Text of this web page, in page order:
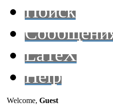
Поиск
LaTeX
Help
Welcome, Guest